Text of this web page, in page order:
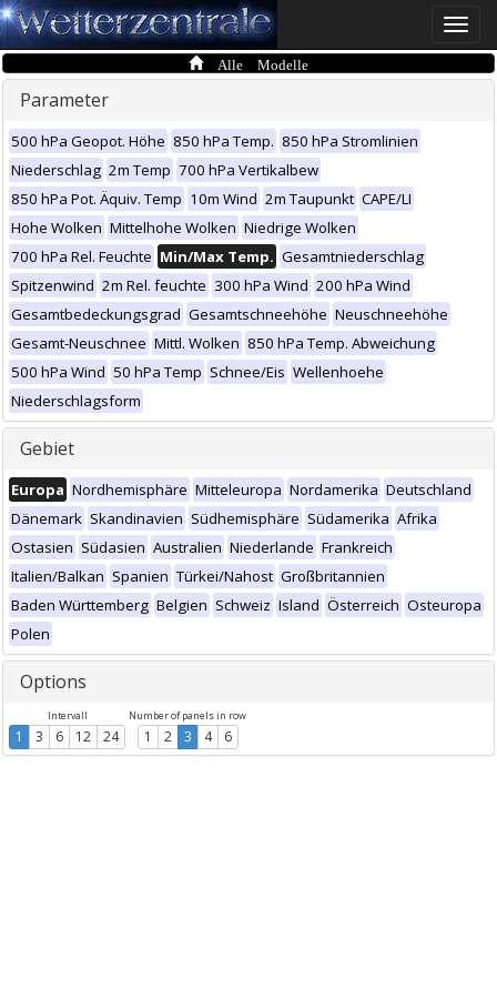
Toggle
Alle Modelle
Parameter
500 hPa Geopot. Höhe 850 hPa Temp. 850 hPa Stromlinien
Niederschlag 2m Temp 700 hPa Vertikalbew
850 hPa Pot. Äquiv. Temp 10m Wind 2m Taupunkt CAPE/LI
Hohe Wolken Mittelhohe Wolken Niedrige Wolken
700 hPa Rel. Feuchte Min/Max Temp. Gesamtniederschlag
Spitzenwind 2m Rel. feuchte 300 hPa Wind 200 hPa Wind
Gesamtbedeckungsgrad Gesamtschneehöhe Neuschneehöhe
Gesamt-Neuschnee Mittl. Wolken 850 hPa Temp. Abweichung
500 hPa Wind 50 hPa Temp Schnee/Eis Wellenhoehe
Niederschlagsform
Gebiet
Europa Nordhemisphäre Mitteleuropa Nordamerika Deutschland
Dänemark Skandinavien Südhemisphäre Südamerika Afrika
Ostasien Südasien Australien Niederlande Frankreich
Italien/Balkan Spanien Türkei/Nahost Großbritannien
Baden Württemberg Belgien Schweiz Island Österreich Osteuropa
Polen
Options
Intervall
1 3 6 12 24
Number of panels in row
1 2 3 4 6